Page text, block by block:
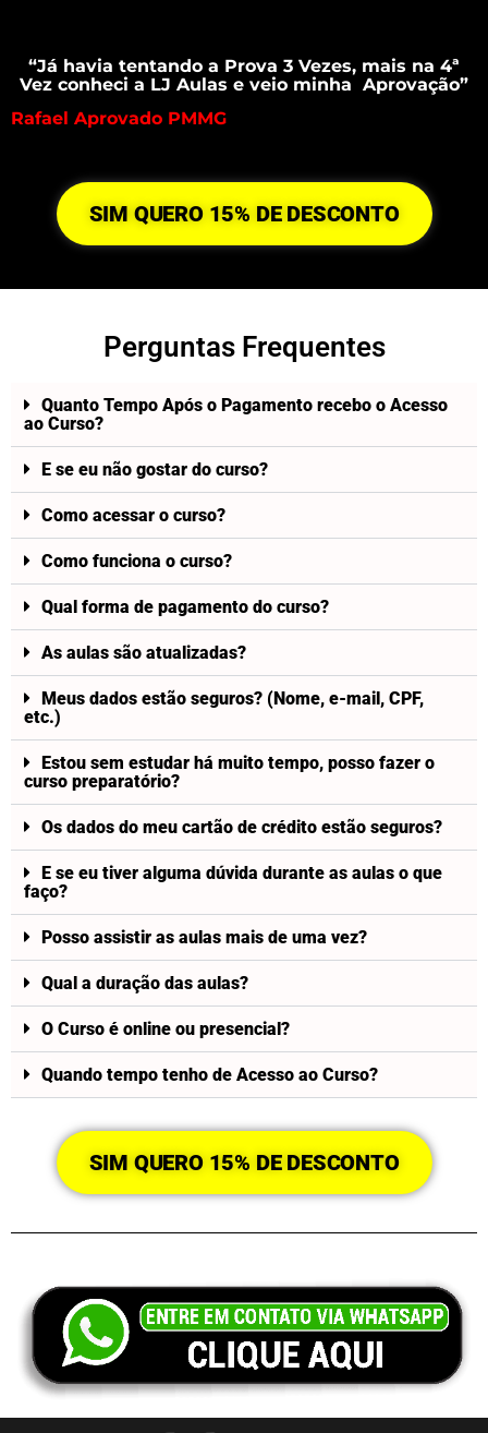
“Já havia tentando a Prova 3 Vezes, mais na 4ª
Vez conheci a LJ Aulas e veio minha Aprovação”
Rafael Aprovado PMMG
SIM QUERO 15% DE DESCONTO
Perguntas Frequentes
Quanto Tempo Após o Pagamento recebo o Acesso
ao Curso?
E se eu não gostar do curso?
Como acessar o curso?
Como funciona o curso?
Qual forma de pagamento do curso?
As aulas são atualizadas?
Meus dados estão seguros? (Nome, e-mail, CPF,
etc.)
Estou sem estudar há muito tempo, posso fazer o
curso preparatório?
Os dados do meu cartão de crédito estão seguros?
E se eu tiver alguma dúvida durante as aulas o que
faço?
Posso assistir as aulas mais de uma vez?
Qual a duração das aulas?
O Curso é online ou presencial?
Quando tempo tenho de Acesso ao Curso?
SIM QUERO 15% DE DESCONTO